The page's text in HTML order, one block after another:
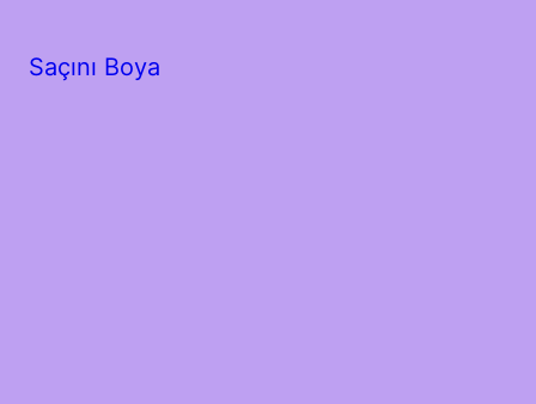
Saçını Boya